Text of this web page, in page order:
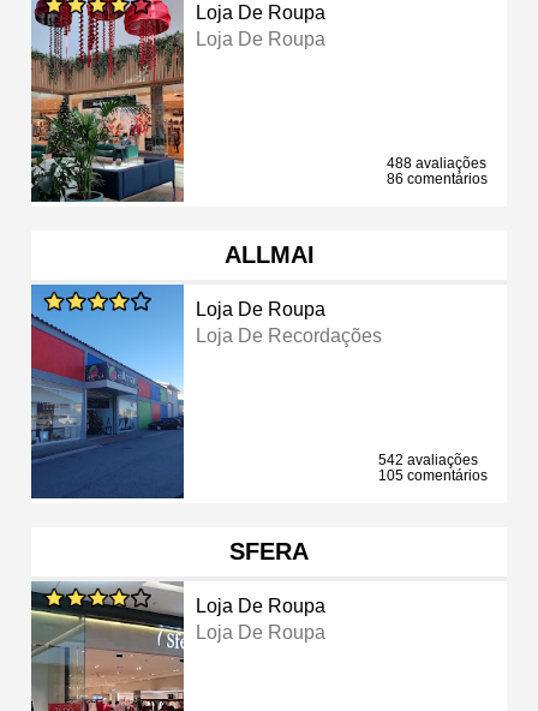
Loja De Roupa
Loja De Roupa
488 avaliações
86 comentários
ALLMAI
Loja De Roupa
Loja De Recordações
542 avaliações
105 comentários
SFERA
Loja De Roupa
Loja De Roupa